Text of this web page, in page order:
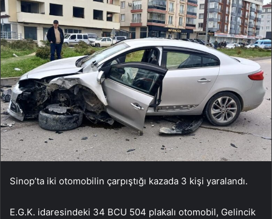
Sinop’ta iki otomobilin çarpıştığı kazada 3 kişi yaralandı.
E.G.K. idaresindeki 34 BCU 504 plakalı otomobil, Gelincik